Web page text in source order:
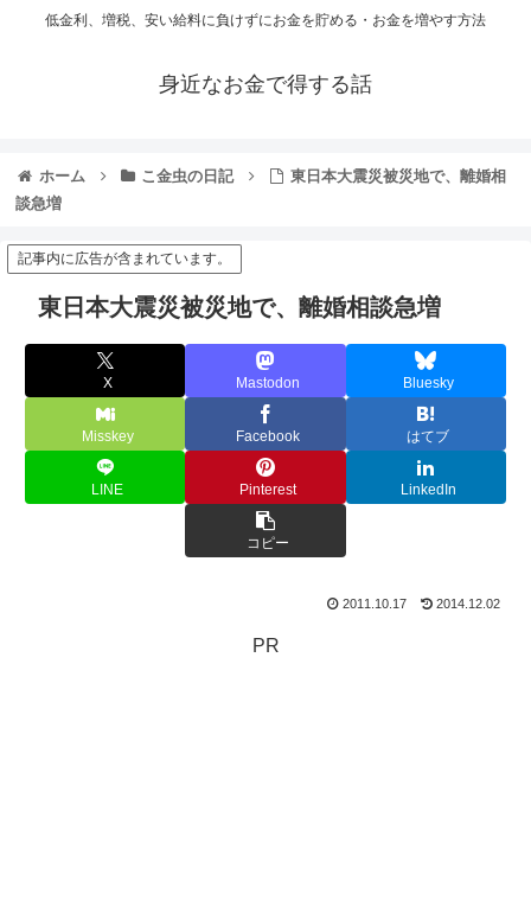
低金利、増税、安い給料に負けずにお金を貯める・お金を増やす方法
身近なお金で得する話
ホーム こ金虫の日記
東日本大震災被災地で、離婚相
談急増
記事内に広告が含まれています。
東日本大震災被災地で、離婚相談急増
X Mastodon Bluesky
Misskey Facebook はてブ
LINE Pinterest LinkedIn
コピー
2011.10.17 2014.12.02
PR